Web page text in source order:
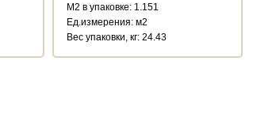
М2 в упаковке: 1.151
Ед.измерения: м2
Веc упаковки, кг: 24.43